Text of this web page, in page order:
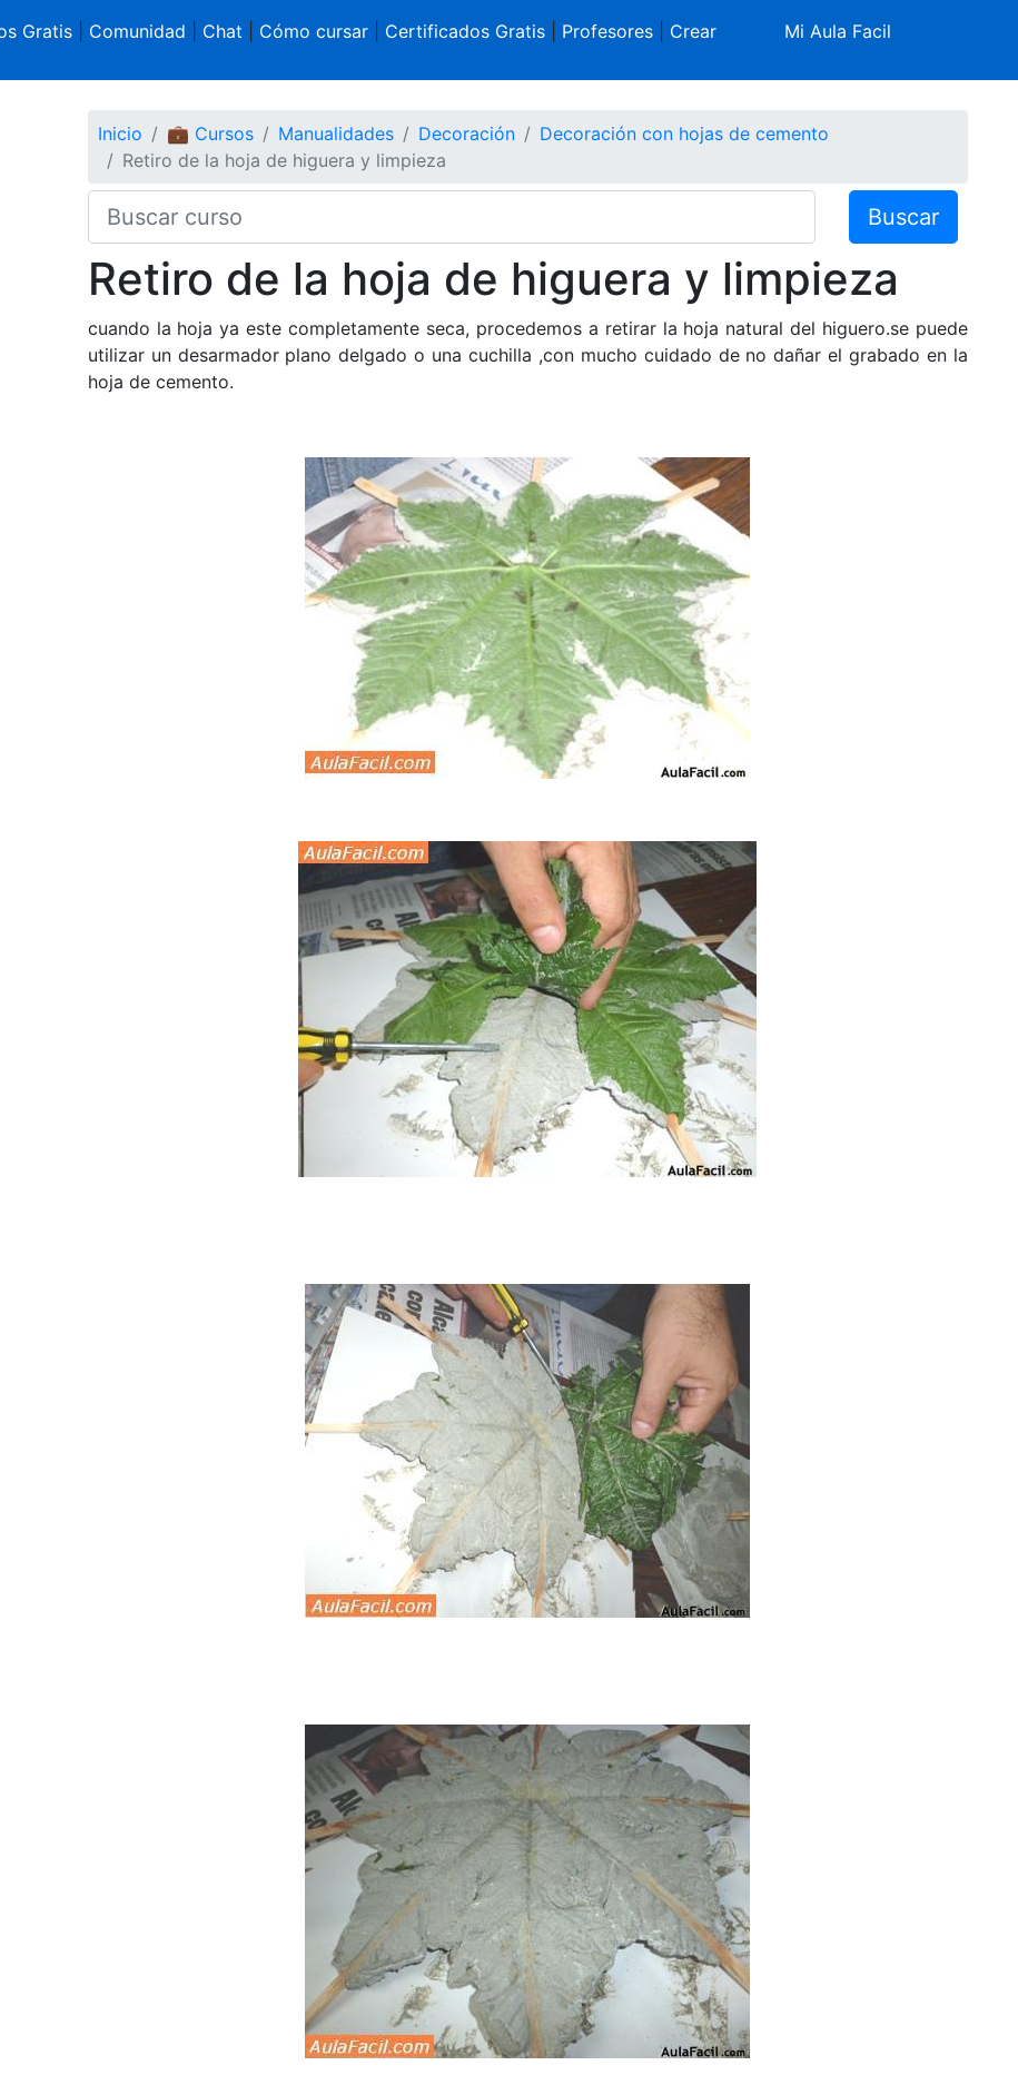
Gratis Comunidad Chat Cómo cursar| Certificados Gratis| Profesores| Crear
Mi Aula Facil
Inicio 💼 Cursos Manualidades Decoración
Decoración con hojas de cemento
Retiro de la hoja de higuera y limpieza
Buscar
Retiro de la hoja de higuera y limpieza
cuando la hoja ya este completamente seca, procedemos a retirar la hoja natural del higuero.se puede
utilizar un desarmador plano delgado o una cuchilla ,con mucho cuidado de no dañar el grabado en la
hoja de cemento.